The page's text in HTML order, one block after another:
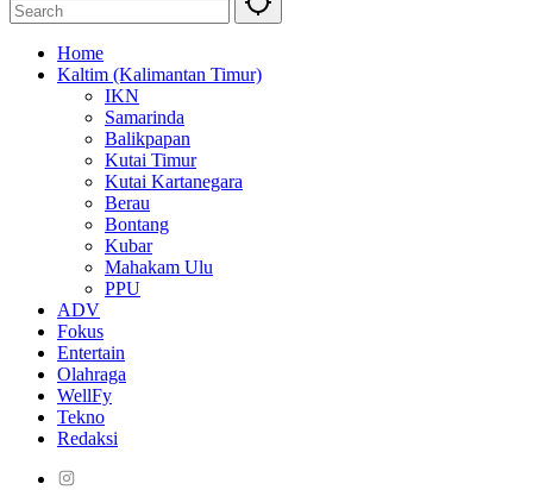
Home
Kaltim (Kalimantan Timur)
IKN
Samarinda
Balikpapan
Kutai Timur
Kutai Kartanegara
Berau
Bontang
Kubar
Mahakam Ulu
PPU
ADV
Fokus
Entertain
Olahraga
WellFy
Tekno
Redaksi